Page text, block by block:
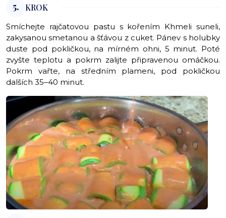
5. KROK
Smíchejte rajčatovou pastu s kořením Khmeli suneli,
zakysanou smetanou a šťávou z cuket. Pánev s holubky
duste pod pokličkou, na mírném ohni, 5 minut. Poté
zvyšte teplotu a pokrm zalijte připravenou omáčkou.
Pokrm vařte, na středním plameni, pod pokličkou
dalších 35–40 minut.